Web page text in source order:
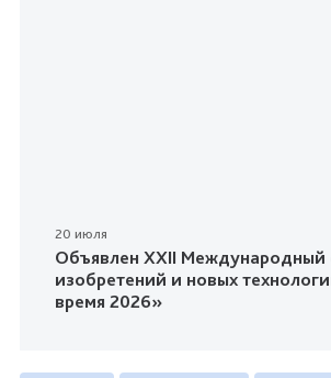
20 июля
Объявлен XXII Международный
изобретений и новых
время 2026»